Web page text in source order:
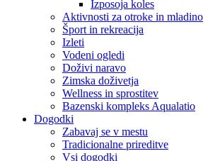
Izposoja koles
Aktivnosti za otroke in mladino
Šport in rekreacija
Izleti
Vodeni ogledi
Doživi naravo
Zimska doživetja
Wellness in sprostitev
Bazenski kompleks Aqualatio
Dogodki
Zabavaj se v mestu
Tradicionalne prireditve
Vsi dogodki